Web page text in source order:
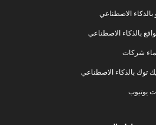
الاصطناعي
بالذكاء الاصطناعي
شركات
توك بالذكاء الاصطناعي
يوتيوب